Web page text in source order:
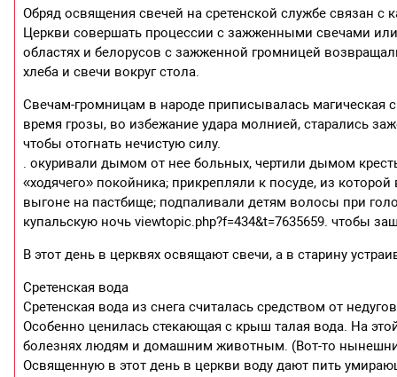
Обряд освящения свечей на сретенской службе связан
Церкви совершать процессии с зажженными свечами
областях и белорусов с зажженной громницей
хлеба и свечи вокруг стола.
Свечам-громницам в народе приписывалась магическая
время грозы, во избежание удара молнией, старались
чтобы отогнать нечистую силу.
. окуривали дымом от нее больных, чертили дымом
«ходячего» покойника; прикрепляли к посуде, из
выгоне на пастбище; подпаливали детям волосы при
купальскую ночь viewtopic.php?f=434&t=7635659. чтобы
В этот день в церквях освящают свечи, а в старину
Сретенская вода
Сретенская вода из снега считалась средством от
Особенно ценилась стекающая с крыш талая вода. На
болезнях людям и домашним животным. (Вот-то
Освященную в этот день в церкви воду дают пить